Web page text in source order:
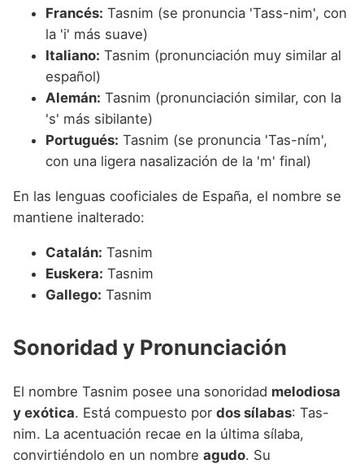
Francés: Tasnim (se pronuncia 'Tass-nim', con
la 'i' más suave)
Italiano: Tasnim (pronunciación muy similar al
español)
Alemán: Tasnim (pronunciación similar, con la
's' más sibilante)
Portugués: Tasnim (se pronuncia 'Tas-ním',
con una ligera nasalización de la 'm' final)
En las lenguas cooficiales de España, el nombre se
mantiene inalterado:
Catalán: Tasnim
Euskera: Tasnim
Gallego: Tasnim
Sonoridad y Pronunciación
El nombre Tasnim posee una sonoridad melodiosa
y exótica. Está compuesto por dos sílabas: Tas-
nim. La acentuación recae en la última sílaba,
convirtiéndolo en un nombre agudo. Su